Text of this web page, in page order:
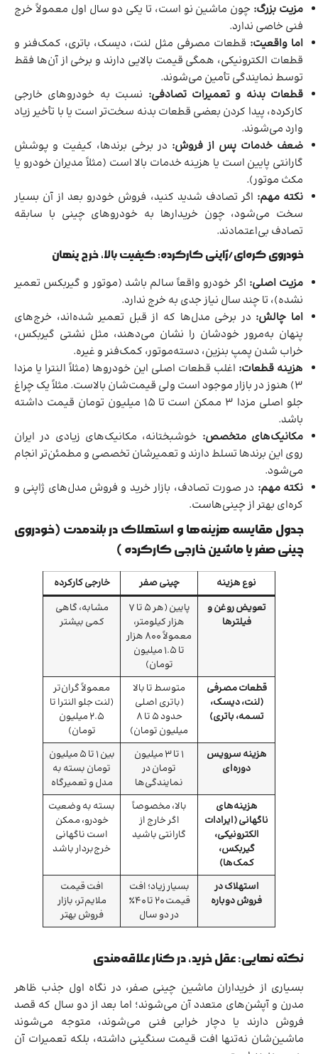
مزیت بزرگ: چون ماشین نو است، تا یکی دو سال اول معمولاً خرج
فنی خاصی ندارد.
اما واقعیت: قطعات مصرفی مثل لنت، دیسک، باتری، کمک‌فنر و
قطعات الکترونیکی، همگی قیمت بالایی دارند و برخی از آن‌ها فقط
توسط نمایندگی تأمین می‌شوند.
قطعات بدنه و تعمیرات تصادفی: نسبت به خودروهای خارجی
کارکرده، پیدا کردن بعضی قطعات بدنه سخت‌تر است یا با تأخیر زیاد
وارد می‌شوند.
ضعف خدمات پس از فروش: در برخی برندها، کیفیت و پوشش
گارانتی پایین است یا هزینه خدمات بالا است (مثلاً مدیران خودرو یا
مکث موتور).
نکته مهم: اگر تصادف شدید کنید، فروش خودرو بعد از آن بسیار
سخت می‌شود، چون خریدارها به خودروهای چینی با سابقه
تصادف بی‌اعتمادند.
خودروی کره‌ای/ژاپنی کارکرده: کیفیت بالا، خرج پنهان
مزیت اصلی: اگر خودرو واقعاً سالم باشد (موتور و گیربکس تعمیر
نشده)، تا چند سال نیاز جدی به خرج ندارد.
اما چالش: در برخی مدل‌ها که از قبل تعمیر شده‌اند، خرج‌های
پنهان به‌مرور خودشان را نشان می‌دهند، مثل نشتی گیربکس،
خراب شدن پمپ بنزین، دسته‌موتور، کمک‌فنر و غیره.
هزینه قطعات: اغلب قطعات اصلی این خودروها (مثلاً النترا یا مزدا
۳) هنوز در بازار موجود است ولی قیمت‌شان بالاست. مثلاً یک چراغ
جلو اصلی مزدا ۳ ممکن است تا ۱۵ میلیون تومان قیمت داشته
باشد.
مکانیک‌های متخصص: خوشبختانه، مکانیک‌های زیادی در ایران
روی این برندها تسلط دارند و تعمیرشان تخصصی و مطمئن‌تر انجام
می‌شود.
نکته مهم: در صورت تصادف، بازار خرید و فروش مدل‌های ژاپنی و
کره‌ای بهتر از چینی‌هاست.
جدول مقایسه هزینه‌ها و استهلاک در بلندمدت (خودروی
چینی صفر یا ماشین خارجی کارکرده )
نوع هزینه چینی صفر
خارجی کارکرده
تعویض روغن و
فیلترها
پایین (هر ۵ تا ۷
هزار کیلومتر،
معمولاً ۸۰۰ هزار
تا ۱.۵ میلیون
تومان)
مشابه، گاهی
کمی بیشتر
قطعات مصرفی
(لنت، دیسک،
تسمه، باتری)
متوسط تا بالا
(باتری اصلی
حدود ۵ تا ۸
میلیون تومان)
معمولاً گران‌تر
(لنت جلو النترا تا
۲.۵ میلیون
تومان)
هزینه سرویس
دوره‌ای
۱ تا ۳ میلیون
تومان در
نمایندگی‌ها
بین ۱ تا ۵ میلیون
تومان بسته به
مدل و تعمیرگاه
هزینه‌های
ناگهانی (ایرادات
الکترونیکی،
گیربکس،
کمک‌ها)
بالا، مخصوصاً
اگر خارج از
گارانتی باشید
بسته به وضعیت
خودرو، ممکن
است ناگهانی
خرج‌بردار باشد
استهلاک در
فروش دوباره
بسیار زیاد؛ افت
قیمت ۲۰ تا ۴۰٪
در دو سال
افت قیمت
ملایم‌تر، بازار
فروش بهتر
نکته نهایی: عقل خرید، در کنار علاقه‌مندی
بسیاری از خریداران ماشین چینی صفر، در نگاه اول جذب ظاهر
مدرن و آپشن‌های متعدد آن می‌شوند؛ اما بعد از دو سال که قصد
فروش دارند یا دچار خرابی فنی می‌شوند، متوجه می‌شوند
ماشین‌شان نه‌تنها افت قیمت سنگینی داشته، بلکه تعمیرات آن‌